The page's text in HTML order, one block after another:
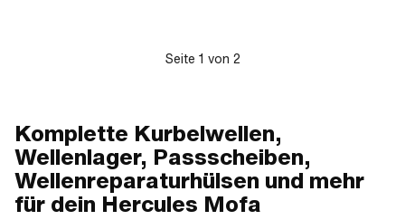
Seite 1 von 2
Komplette Kurbelwellen,
Wellenlager, Passscheiben,
Wellenreparaturhülsen und mehr
für dein Hercules Mofa